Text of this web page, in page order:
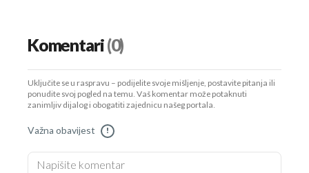
Komentari(0)
Uključite se u raspravu – podijelite svoje mišljenje, postavite pitanja ili
ponudite svoj pogled na temu. Vaš komentar može potaknuti
zanimljiv dijalog i obogatiti zajednicu našeg portala.
Važna obavijest !